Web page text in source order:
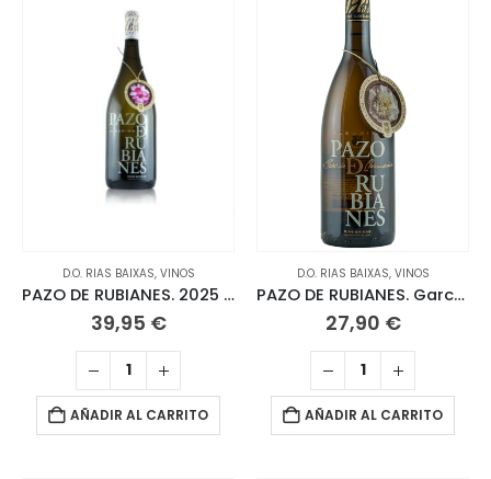
D.O. RIAS BAIXAS, VINOS
PAZO DE RUBIANES. 2025 Albariño Magnum 1,5 L
39,95 €
AÑADIR AL CARRITO
D.O. RIAS BAIXAS, VINOS
PAZO DE RUBIANES. García de Caamaño 2021 Albariño
27,90 €
AÑADIR AL CARRITO